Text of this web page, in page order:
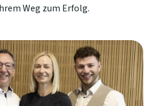
Weg zum Erfolg.